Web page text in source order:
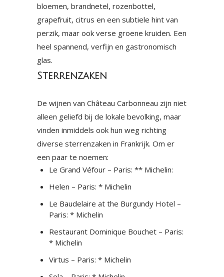
bloemen, brandnetel, rozenbottel,
grapefruit, citrus en een subtiele hint van
perzik, maar ook verse groene kruiden. Een
heel spannend, verfijn en gastronomisch
glas.
Sterrenzaken
De wijnen van Château Carbonneau zijn niet
alleen geliefd bij de lokale bevolking, maar
vinden inmiddels ook hun weg richting
diverse sterrenzaken in Frankrijk. Om er
een paar te noemen:
Le Grand Véfour – Paris: ** Michelin:
Helen – Paris: * Michelin
Le Baudelaire at the Burgundy Hotel –
Paris: * Michelin
Restaurant Dominique Bouchet – Paris:
* Michelin
Virtus – Paris: * Michelin